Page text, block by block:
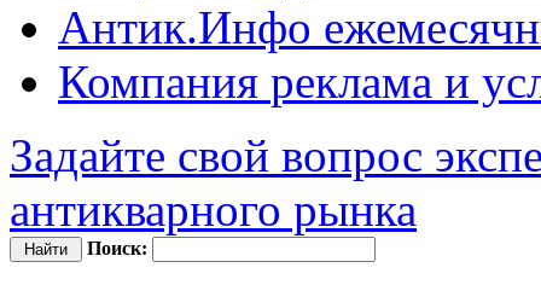
Антик.Инфо
Компания реклама и
Задайте свой вопрос
антикварного рынка
Поиск: